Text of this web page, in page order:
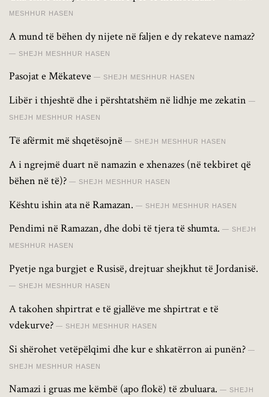
MESHHUR HASEN
A mund të bëhen dy nijete në faljen e dy rekateve namaz?
SHEJH MESHHUR HASEN
Pasojat e Mëkateve SHEJH MESHHUR HASEN
Libër i thjeshtë dhe i përshtatshëm në lidhje me zekatin
SHEJH MESHHUR HASEN
Të afërmit më shqetësojnë SHEJH MESHHUR HASEN
A i ngrejmë duart në namazin e xhenazes (në tekbiret që
bëhen në të)?
SHEJH MESHHUR HASEN
Kështu ishin ata në Ramazan. SHEJH MESHHUR HASEN
Pendimi në Ramazan, dhe dobi të tjera të shumta. SHEJH
MESHHUR HASEN
Pyetje nga burgjet e Rusisë, drejtuar shejkhut të Jordanisë.
SHEJH MESHHUR HASEN
A takohen shpirtrat e të gjallëve me shpirtrat e të
vdekurve?
SHEJH MESHHUR HASEN
Si shërohet vetëpëlqimi dhe kur e shkatërron ai punën?
SHEJH MESHHUR HASEN
Namazi i gruas me këmbë (apo flokë) të zbuluara. SHEJH